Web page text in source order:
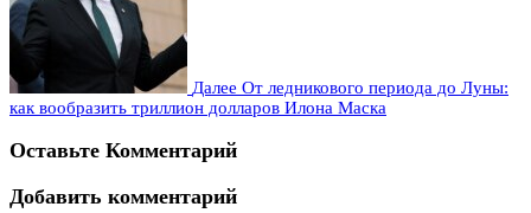
Далее От ледникового периода до Луны:
как вообразить триллион долларов Илона Маска
Оставьте Комментарий
Добавить комментарий